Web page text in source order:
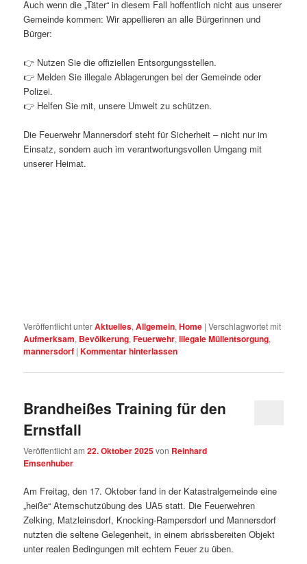
Auch wenn die „Täter“ in diesem Fall hoffentlich nicht aus unserer
Gemeinde kommen: Wir appellieren an alle Bürgerinnen und
Bürger:
👉 Nutzen Sie die offiziellen Entsorgungsstellen.
👉 Melden Sie illegale Ablagerungen bei der Gemeinde oder
Polizei.
👉 Helfen Sie mit, unsere Umwelt zu schützen.
Die Feuerwehr Mannersdorf steht für Sicherheit – nicht nur im
Einsatz, sondern auch im verantwortungsvollen Umgang mit
unserer Heimat.
Veröffentlicht unterAktuelles,Allgemein,Home |Verschlagwortet mit
Aufmerksam, Bevölkerung,Feuerwehr,illegale Müllentsorgung,
mannersdorf |Kommentar hinterlassen
Brandheißes Training für den
Ernstfall
Veröffentlicht am22. Oktober 2025von Reinhard
Emsenhuber
Am Freitag, den 17. Oktober fand in der Katastralgemeinde eine
„heiße“ Atemschutzübung des UA5 statt. Die Feuerwehren
Zelking, Matzleinsdorf, Knocking-Rampersdorf und Mannersdorf
nutzten die seltene Gelegenheit, in einem abrissbereiten Objekt
unter realen Bedingungen mit echtem Feuer zu üben.